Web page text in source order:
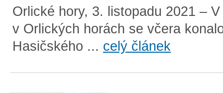
Orlické hory, 3. listopadu 2021 –
v Orlických horách se včera
Hasičského ... celý článek